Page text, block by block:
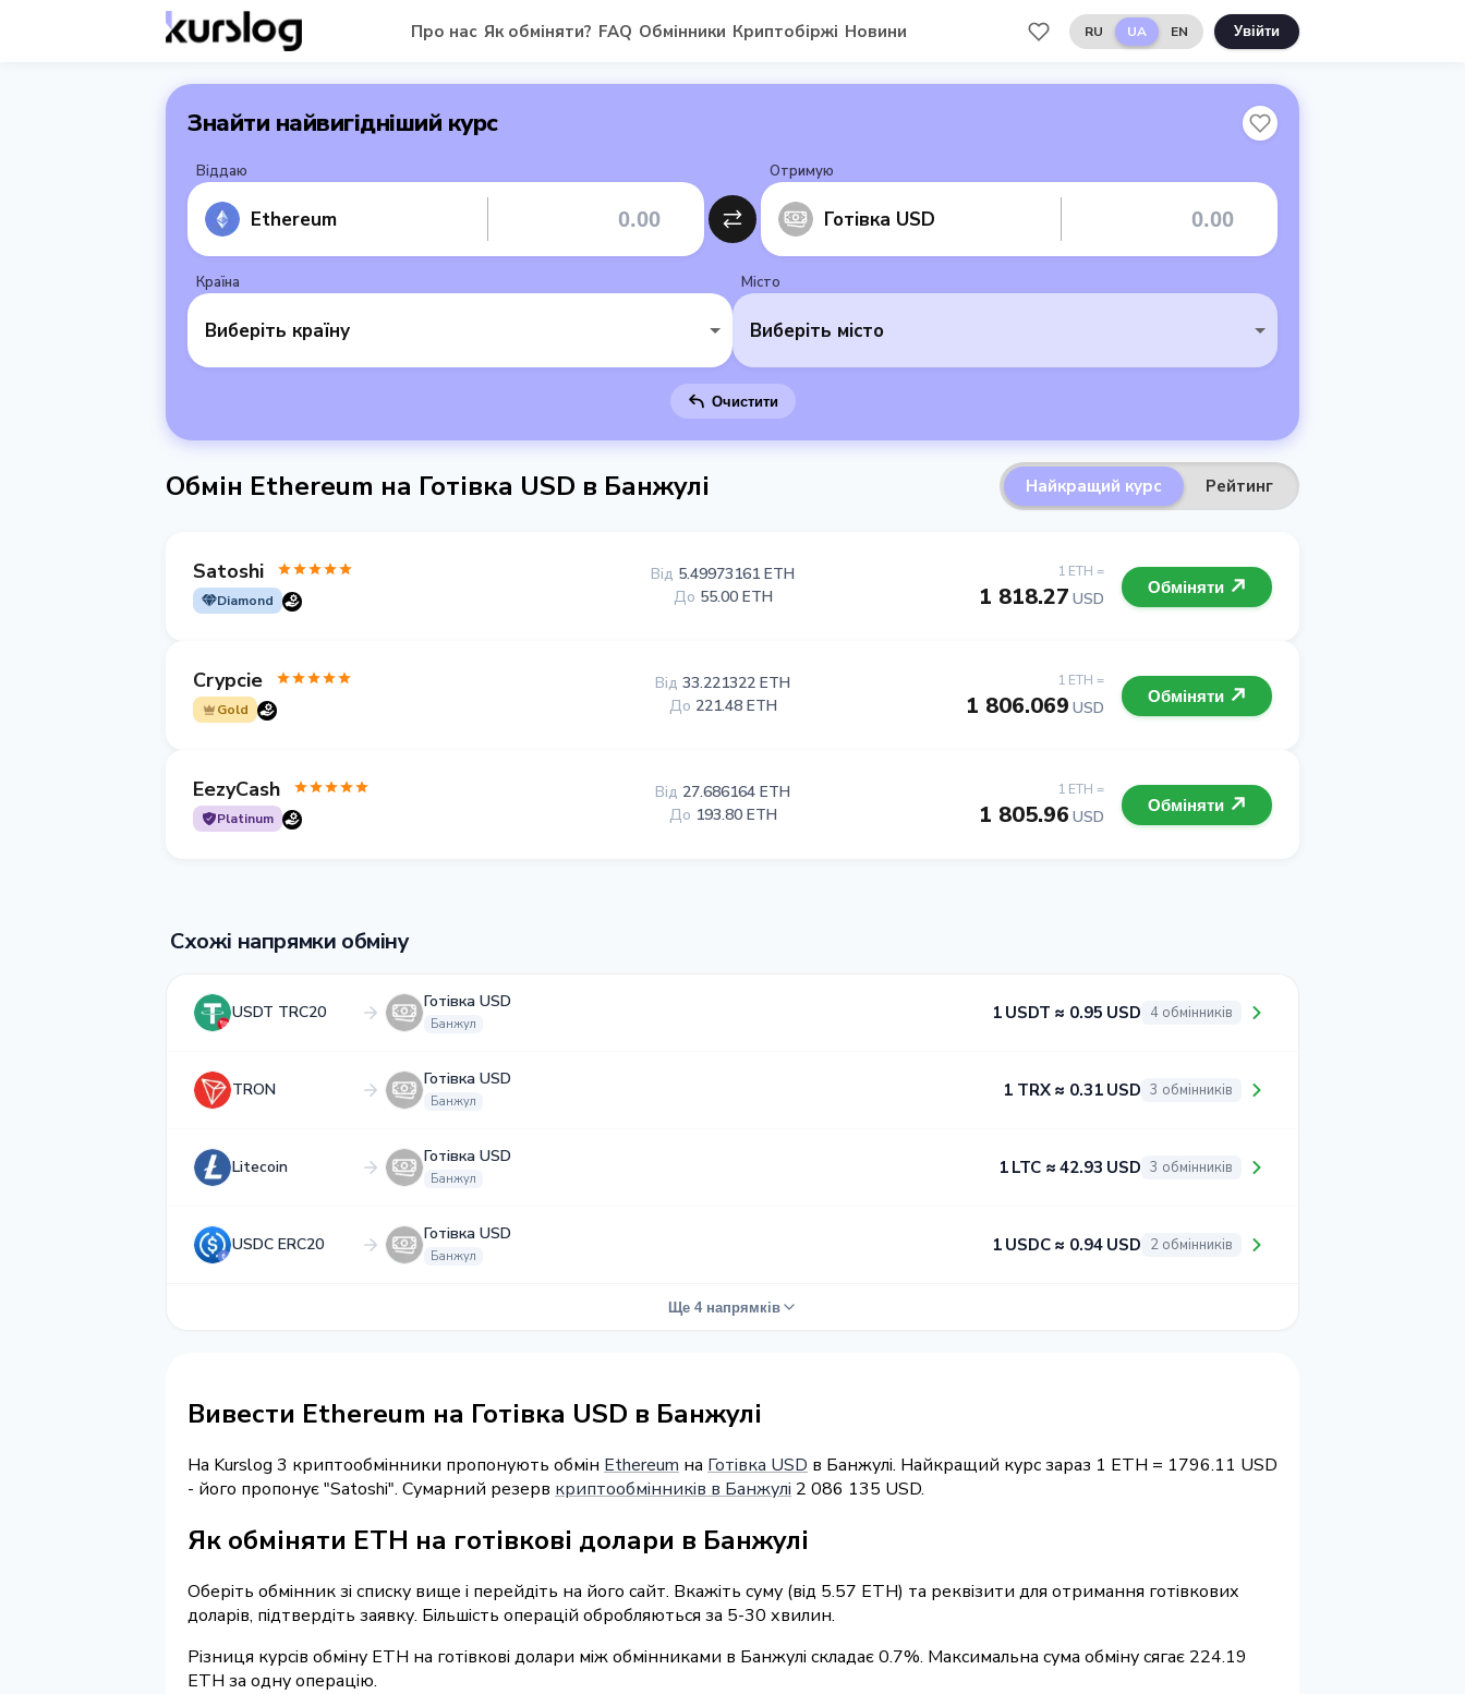
Про нас Як обміняти? FAQ Обмінники Криптобіржі Новини RU UA EN Увійти
Знайти найвигідніший курс
Віддаю
Ethereum
Отримую
Готівка USD
Країна
Виберіть країну
Місто
Виберіть місто
Очистити
Обмін Ethereum на Готівка USD в Банжулі Найкращий курс Рейтинг
Satoshi
Diamond
1 ETH =
1 818.27 USD
Від 5.49973161 ETH
До 55.00 ETH Обміняти
Crypcie
Gold
1 ETH =
1 806.069 USD
Від 33.221322 ETH
До 221.48 ETH Обміняти
EezyCash
Platinum
1 ETH =
1 805.96 USD
Від 27.686164 ETH
До 193.80 ETH Обміняти
Схожі напрямки обміну
USDT TRC20
Готівка USD
Банжул
1 USDT ≈ 0.95 USD 4 обмінників
TRON
Готівка USD
Банжул
1 TRX ≈ 0.31 USD 3 обмінників
Litecoin
Готівка USD
Банжул
1 LTC ≈ 42.93 USD 3 обмінників
USDC ERC20
Готівка USD
Банжул
1 USDC ≈ 0.94 USD 2 обмінників
Ще 4 напрямків
Вивести Ethereum на Готівка USD в Банжулі
На Kurslog 3 криптообмінники пропонують обмін Ethereum на Готівка USD в Банжулі. Найкращий курс зараз 1 ETH = 1796.11 USD
- його пропонує "Satoshi". Сумарний резерв криптообмінників в Банжулі 2 086 135 USD.
Як обміняти ETH на готівкові долари в Банжулі
Оберіть обмінник зі списку вище і перейдіть на його сайт. Вкажіть суму (від 5.57 ETH) та реквізити для отримання готівкових
доларів, підтвердіть заявку. Більшість операцій обробляються за 5-30 хвилин.
Різниця курсів обміну ETH на готівкові долари між обмінниками в Банжулі складає 0.7%. Максимальна сума обміну сягає 224.19
ETH за одну операцію.